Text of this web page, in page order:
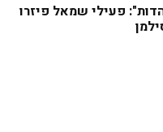
פעילי שמאל פיזרו